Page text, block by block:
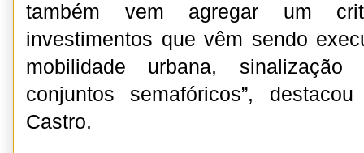
também vem agregar um
investimentos que vêm sendo
mobilidade urbana,
conjuntos semafóricos”,
Castro.